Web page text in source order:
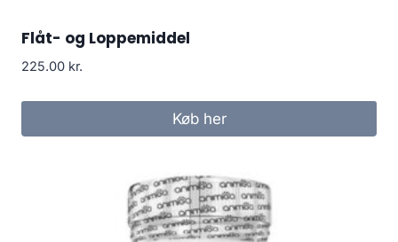
Flåt- og Loppemiddel
225.00 kr.
Køb her